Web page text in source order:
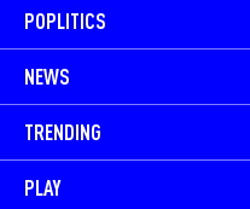
POPLITICS
NEWS
TRENDING
PLAY